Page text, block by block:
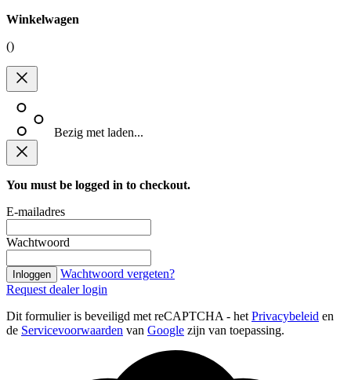
Winkelwagen
()
Bezig met laden...
You must be logged in to checkout.
E-mailadres
Wachtwoord
Inloggen
Wachtwoord vergeten?
Request dealer login
Dit formulier is beveiligd met reCAPTCHA - het Privacybeleid en
de Servicevoorwaarden van Google zijn van toepassing.